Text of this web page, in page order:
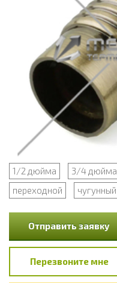
1/2 дюйма 3/4 дюйма
переходной
чугунный
Отправить заявку
Перезвоните мне